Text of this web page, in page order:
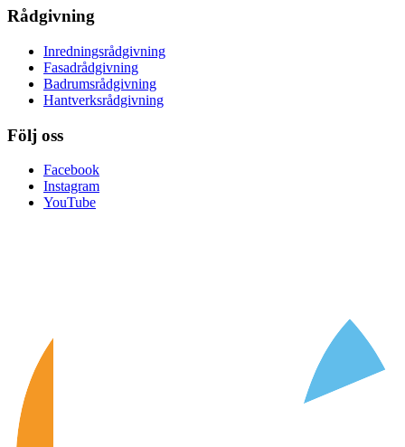
Rådgivning
Inredningsrådgivning
Fasadrådgivning
Badrumsrådgivning
Hantverksrådgivning
Följ oss
Facebook
Instagram
YouTube